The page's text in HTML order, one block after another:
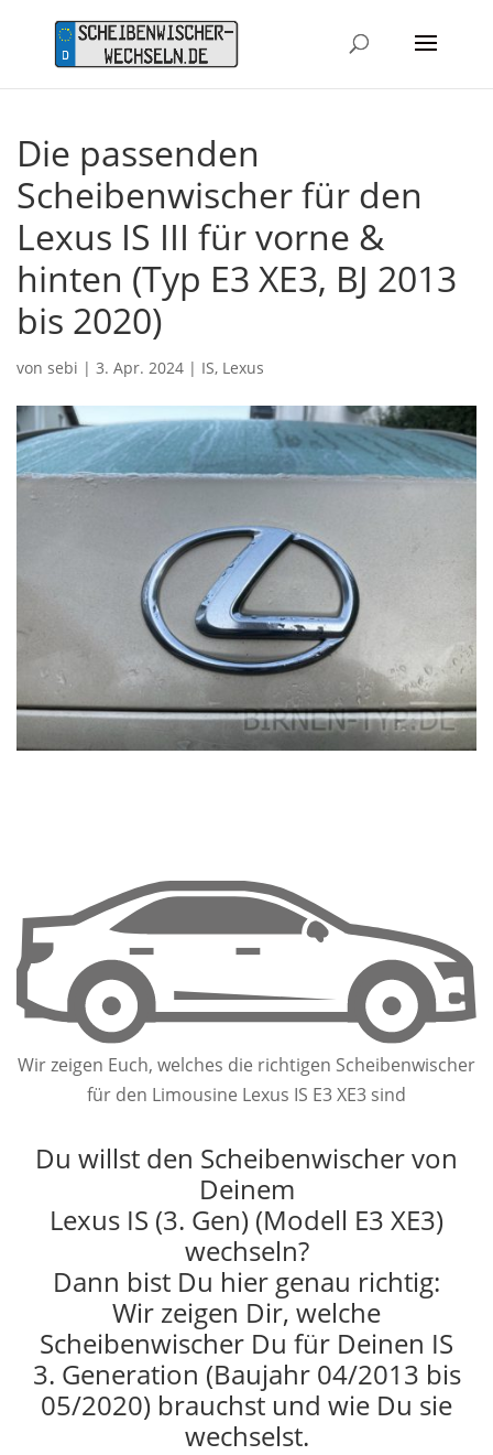
Die passenden
Scheibenwischer für den
Lexus IS III für vorne &
hinten (Typ E3 XE3, BJ 2013
bis 2020)
von sebi | 3. Apr. 2024 | IS, Lexus
Wir zeigen Euch, welches die richtigen Scheibenwischer
für den Limousine Lexus IS E3 XE3 sind
Du willst den Scheibenwischer von
Deinem
Lexus IS (3. Gen) (Modell E3 XE3)
wechseln?
Dann bist Du hier genau richtig:
Wir zeigen Dir, welche
Scheibenwischer Du für Deinen IS
3. Generation (Baujahr 04/2013 bis
05/2020) brauchst und wie Du sie
wechselst.